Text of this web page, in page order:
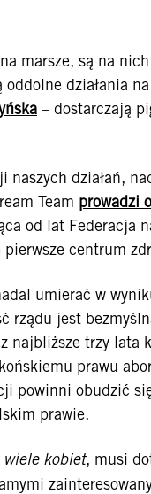
marsze, są na
działania
– dostarczają
naszych działań,
Team prowadzi
od lat Federacja
pierwsze centrum
umierać w
rządu jest
najbliższe trzy lata
prawu
powinni obudzić
prawie.
wiele kobiet, musi